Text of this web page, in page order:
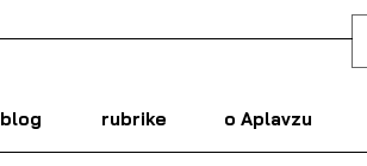
blog rubrike o Aplavzu